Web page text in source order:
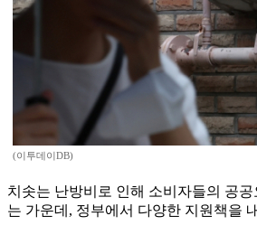
(이투데이DB)
치솟는 난방비로 인해 소비자들의 공
는 가운데, 정부에서 다양한 지원책을